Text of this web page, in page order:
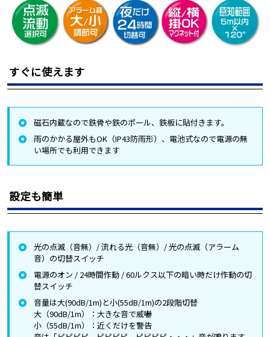
すぐに使えます
磁石内蔵なので鉄骨や鉄のポール、鉄板に貼付きます。
雨のかかる屋外もOK（IP43防雨形）、電池式なので電源の無
い場所でも利用できます
設定も簡単
光の点滅（音無）/ 流れる光（音無）/ 光の点滅（アラーム
音）の切替スイッチ
電源のオン / 24時間作動 / 60ルクス以下の暗い時だけ作動の切
替スイッチ
音量は大(90dB/1m)と小(55dB/1m)の2段階切替
大（90dB/1m）：大きな音で威嚇
小（55dB/1m）：近くだけを警告